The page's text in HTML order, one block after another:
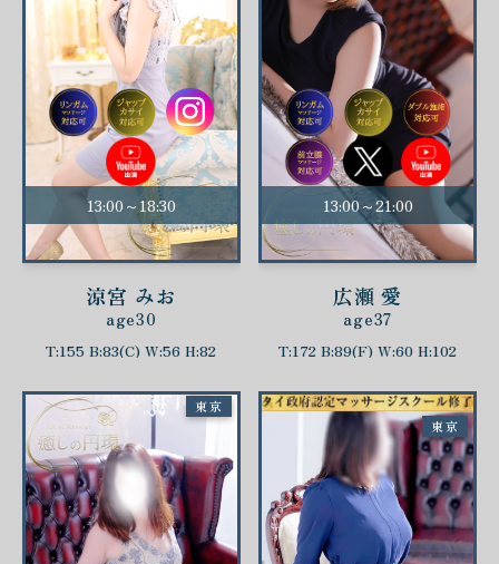
13:00～18:30
涼宮 みお
age30
T:155 B:83(C) W:56 H:82
13:00～21:00
広瀬 愛
age37
T:172 B:89(F) W:60 H:102
東京
東京